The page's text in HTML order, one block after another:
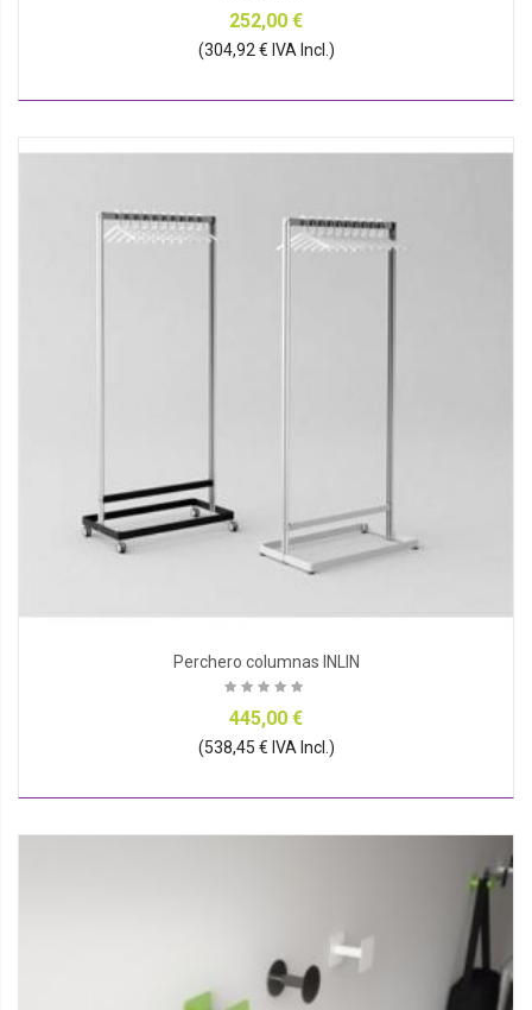
252,00 €
(304,92 € IVA Incl.)
Perchero columnas INLIN
445,00 €
(538,45 € IVA Incl.)